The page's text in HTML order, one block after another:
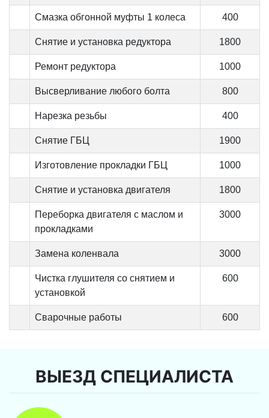
Смазка обгонной муфты 1 колеса 400
Снятие и установка редуктора 1800
Ремонт редуктора 1000
Высверливание любого болта 800
Нарезка резьбы 400
Снятие ГБЦ 1900
Изготовление прокладки ГБЦ 1000
Снятие и установка двигателя 1800
Переборка двигателя с маслом и
прокладками
3000
Замена коленвала 3000
Чистка глушителя со снятием и
установкой
600
Сварочные работы 600
ВЫЕЗД СПЕЦИАЛИСТА